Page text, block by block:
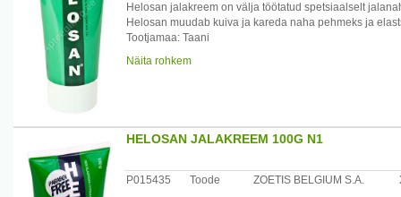
Helosan jalakreem on välja töötatud spetsiaalselt
Helosan muudab kuiva ja kareda naha pehmeks ja
Tootjamaa: Taani
Näita rohkem
HELOSAN JALAKREEM 100G N1
P015435 Toode ZOETIS BELGIUM S.A.